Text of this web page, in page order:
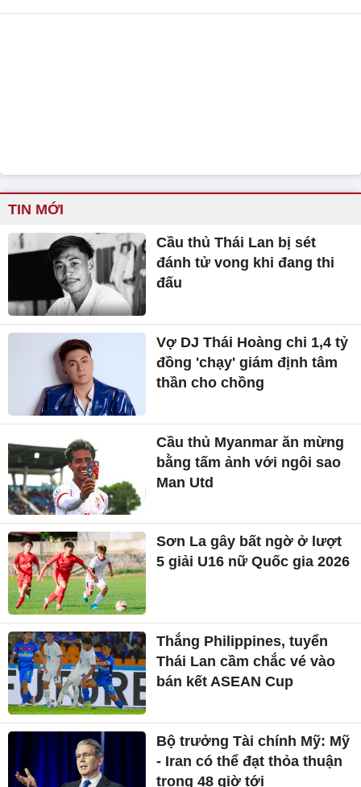
TIN MỚI
Cầu thủ Thái Lan bị sét
đánh tử vong khi đang thi
đấu
Vợ DJ Thái Hoàng chi 1,4 tỷ
đồng 'chạy' giám định tâm
thần cho chồng
Cầu thủ Myanmar ăn mừng
bằng tấm ảnh với ngôi sao
Man Utd
Sơn La gây bất ngờ ở lượt
5 giải U16 nữ Quốc gia 2026
Thắng Philippines, tuyển
Thái Lan cầm chắc vé vào
bán kết ASEAN Cup
Bộ trưởng Tài chính Mỹ: Mỹ
- Iran có thể đạt thỏa thuận
trong 48 giờ tới